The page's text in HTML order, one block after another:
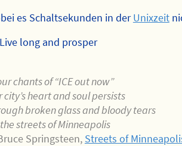
es Schaltsekunden in derUnixzeit
long and prosper
chants of “ICE out now”
city’s heart and soul persists
broken glass and bloody tears
streets of Minneapolis
Springsteen, Streets of